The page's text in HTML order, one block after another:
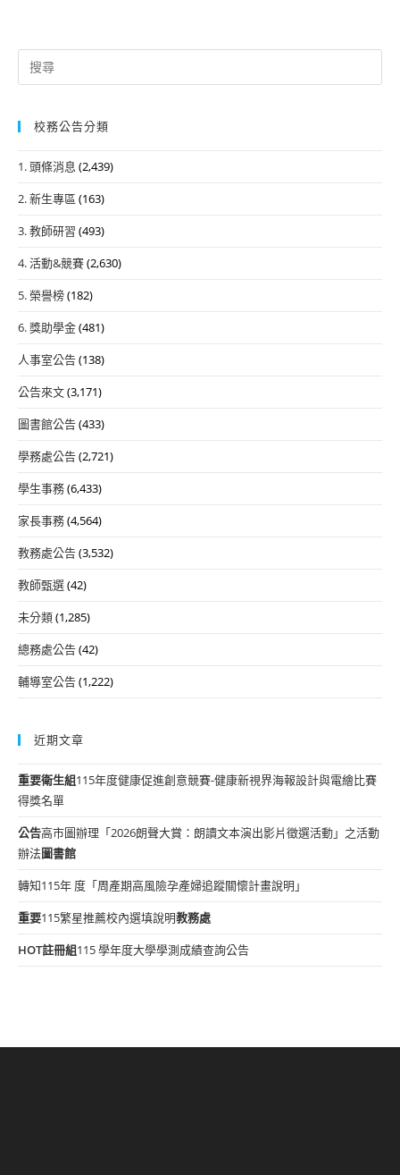
Search
for:
校務公告分類
1. 頭條消息 (2,439)
2. 新生專區 (163)
3. 教師研習 (493)
4. 活動&競賽(2,630)
5. 榮譽榜(182)
6. 獎助學金(481)
人事室公告(138)
公告來文(3,171)
圖書館公告(433)
學務處公告(2,721)
學生事務(6,433)
家長事務(4,564)
教務處公告(3,532)
教師甄選(42)
未分類(1,285)
總務處公告(42)
輔導室公告(1,222)
近期文章
重要衛生組115年度健康促進創意競賽-健康新視界海報設計與電繪比賽
得獎名單
公告高市圖辦理「2026朗聲大賞：朗讀文本演出影片徵選活動」之活動
辦法圖書館
轉知115年 度「周產期高風險孕產婦追蹤關懷計畫說明」
重要115繁星推薦校內選填說明教務處
HOT註冊組115 學年度大學學測成績查詢公告